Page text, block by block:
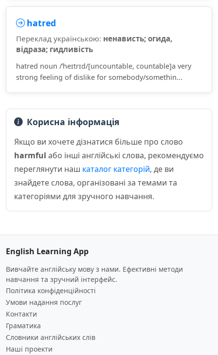
hatred
Переклад українською: ненависть; огида,
відраза; гидливість
hatred noun /ˈheɪtrɪd/[uncountable, countable]a very
strong feeling of dislike for somebody/somethin...
Корисна інформація
Якщо ви хочете дізнатися більше про слово
harmful або інші англійські слова, рекомендуємо
переглянути наш каталог категорій, де ви
знайдете слова, організовані за темами та
категоріями для зручного навчання.
English Learning App
Вивчайте англійську мову з нами. Ефективні методи
навчання та зручний інтерфейс.
Політика конфіденційності
Умови надання послуг
Контакти
Граматика
Словники англійських слів
Наші проекти